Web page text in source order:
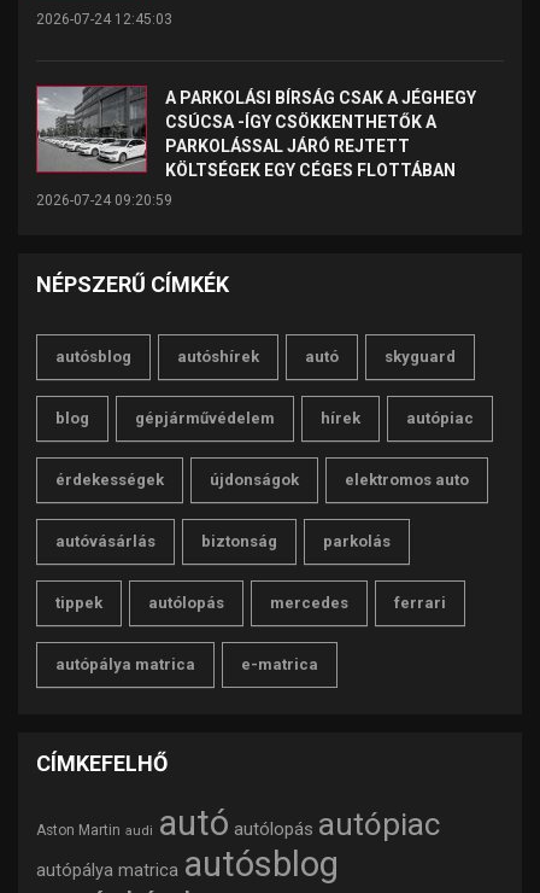
2026-07-24 12:45:03
A PARKOLÁSI BÍRSÁG CSAK A JÉGHEGY
CSÚCSA -ÍGY CSÖKKENTHETŐK A
PARKOLÁSSAL JÁRÓ REJTETT
KÖLTSÉGEK EGY CÉGES FLOTTÁBAN
2026-07-24 09:20:59
NÉPSZERŰ CÍMKÉK
autósblog autóshírek autó skyguard
blog gépjárművédelem hírek autópiac
érdekességek újdonságok elektromos auto
autóvásárlás biztonság parkolás
tippek autólopás mercedes ferrari
autópálya matrica e-matrica
CÍMKEFELHŐ
Aston Martin audi autó autólopás autópiac
autópálya matrica autósblog